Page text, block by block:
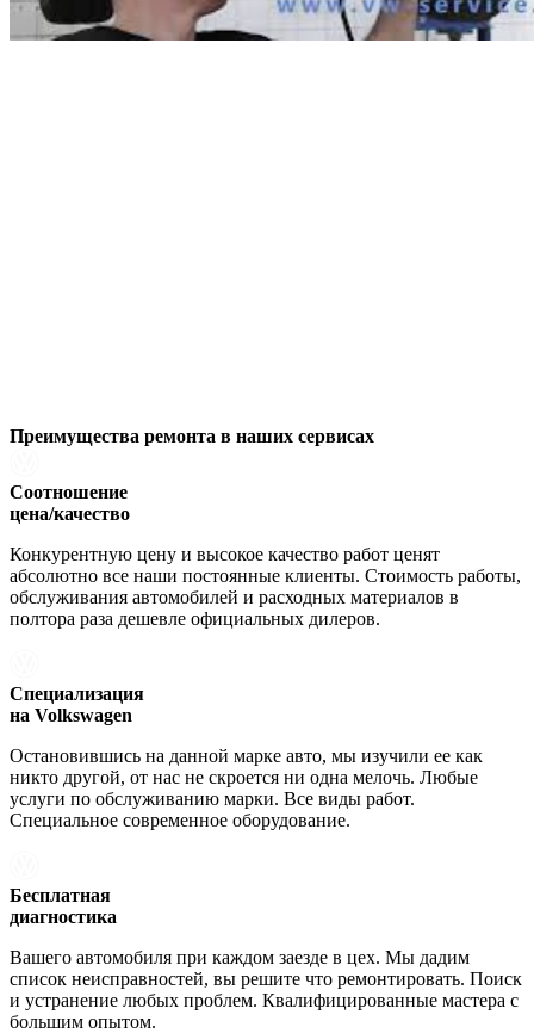
Преимущества ремонта в наших сервисах
Соотношение
цена/качество
Конкурентную цену и высокое качество работ ценят
абсолютно все наши постоянные клиенты. Стоимость работы,
обслуживания автомобилей и расходных материалов в
полтора раза дешевле официальных дилеров.
Специализация
на Volkswagen
Остановившись на данной марке авто, мы изучили ее как
никто другой, от нас не скроется ни одна мелочь. Любые
услуги по обслуживанию марки. Все виды работ.
Специальное современное оборудование.
Бесплатная
диагностика
Вашего автомобиля при каждом заезде в цех. Мы дадим
список неисправностей, вы решите что ремонтировать. Поиск
и устранение любых проблем. Квалифицированные мастера с
большим опытом.